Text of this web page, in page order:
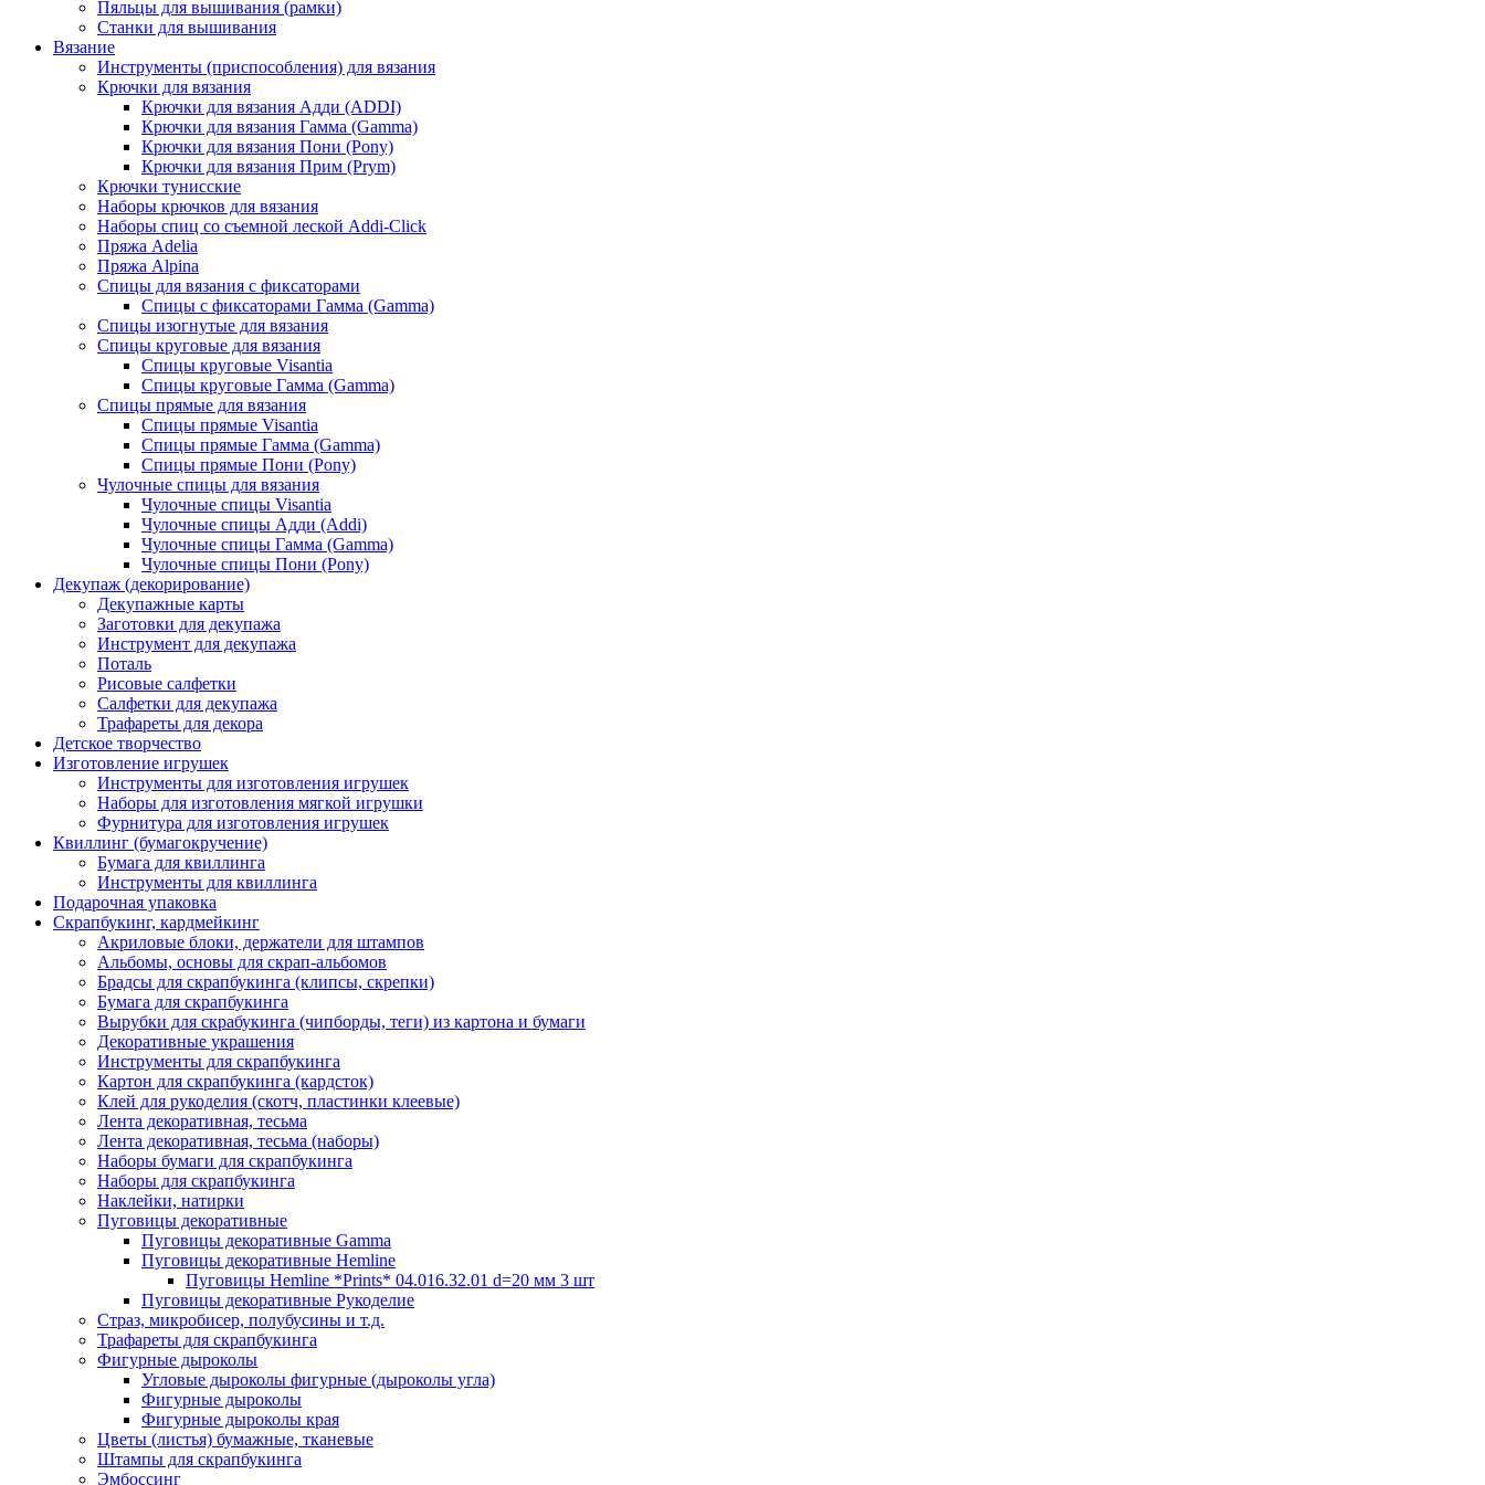
Пяльцы для вышивания (рамки)
Станки для вышивания
Вязание
Инструменты (приспособления) для вязания
Крючки для вязания
Крючки для вязания Адди (ADDI)
Крючки для вязания Гамма (Gamma)
Крючки для вязания Пони (Pony)
Крючки для вязания Прим (Prym)
Крючки тунисские
Наборы крючков для вязания
Наборы спиц со съемной леской Addi-Click
Пряжа Adelia
Пряжа Alpina
Спицы для вязания с фиксаторами
Спицы с фиксаторами Гамма (Gamma)
Спицы изогнутые для вязания
Спицы круговые для вязания
Спицы круговые Visantia
Спицы круговые Гамма (Gamma)
Спицы прямые для вязания
Спицы прямые Visantia
Спицы прямые Гамма (Gamma)
Спицы прямые Пони (Pony)
Чулочные спицы для вязания
Чулочные спицы Visantia
Чулочные спицы Адди (Addi)
Чулочные спицы Гамма (Gamma)
Чулочные спицы Пони (Pony)
Декупаж (декорирование)
Декупажные карты
Заготовки для декупажа
Инструмент для декупажа
Поталь
Рисовые салфетки
Салфетки для декупажа
Трафареты для декора
Детское творчество
Изготовление игрушек
Инструменты для изготовления игрушек
Наборы для изготовления мягкой игрушки
Фурнитура для изготовления игрушек
Квиллинг (бумагокручение)
Бумага для квиллинга
Инструменты для квиллинга
Подарочная упаковка
Скрапбукинг, кардмейкинг
Акриловые блоки, держатели для штампов
Альбомы, основы для скрап-альбомов
Брадсы для скрапбукинга (клипсы, скрепки)
Бумага для скрапбукинга
Вырубки для скрабукинга (чипборды, теги) из картона и бумаги
Декоративные украшения
Инструменты для скрапбукинга
Картон для скрапбукинга (кардсток)
Клей для рукоделия (скотч, пластинки клеевые)
Лента декоративная, тесьма
Лента декоративная, тесьма (наборы)
Наборы бумаги для скрапбукинга
Наборы для скрапбукинга
Наклейки, натирки
Пуговицы декоративные
Пуговицы декоративные Gamma
Пуговицы декоративные Hemline
Пуговицы Hemline *Prints* 04.016.32.01 d=20 мм 3 шт
Пуговицы декоративные Рукоделие
Страз, микробисер, полубусины и т.д.
Трафареты для скрапбукинга
Фигурные дыроколы
Угловые дыроколы фигурные (дыроколы угла)
Фигурные дыроколы
Фигурные дыроколы края
Цветы (листья) бумажные, тканевые
Штампы для скрапбукинга
Эмбоссинг